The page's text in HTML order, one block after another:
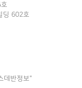
딩 602호
데반정보"